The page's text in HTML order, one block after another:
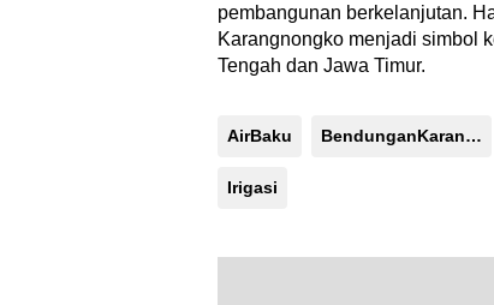
pembangunan berkelanjutan.
Karangnongko menjadi simbol
Tengah dan Jawa Timur.
AirBaku BendunganKarangnongko
Irigasi